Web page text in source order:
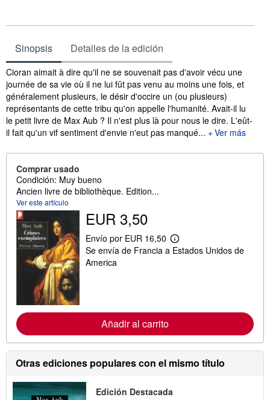
Sinopsis Detalles de la edición
Sinopsis
Cioran aimait à dire qu'il ne se souvenait pas d'avoir vécu une
journée de sa vie où il ne lui fût pas venu au moins une fois, et
généralement plusieurs, le désir d'occire un (ou plusieurs)
représentants de cette tribu qu'on appelle l'humanité. Avait-il lu
le petit livre de Max Aub ? Il n'est plus là pour nous le dire. L'eût-
il fait qu'un vif sentiment d'envie n'eut pas manqué...
Ver más
Comprar usado
Condición: Muy bueno
Ancien livre de bibliothèque. Edition...
Ver este artículo
EUR 3,50
Envío por EUR 16,50
M
á
m
i
ó
n
s
Se envía de Francia a Estados Unidos de
America
Añadir al carrito
Otras ediciones populares con el mismo título
Edición Destacada